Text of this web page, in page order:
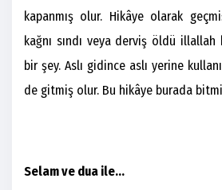
kapanmış olur. Hikâye olarak
kağnı sındı veya derviş öldü
bir şey. Aslı gidince aslı yerine
de gitmiş olur. Bu hikâye burada
Selam ve dua ile…